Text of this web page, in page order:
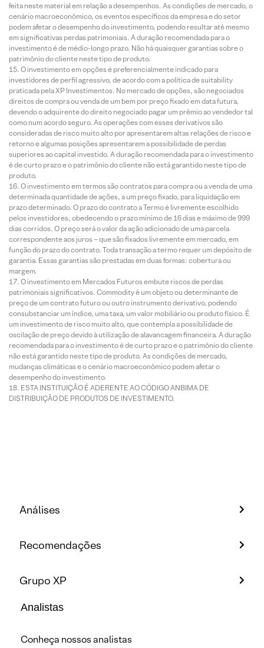
feita neste material em relação a desempenhos. As condições de mercado, o
cenário macroeconômico, os eventos específicos da empresa e do setor
podem afetar o desempenho do investimento, podendo resultar até mesmo
em significativas perdas patrimoniais. A duração recomendada para o
investimento é de médio-longo prazo. Não há quaisquer garantias sobre o
patrimônio do cliente neste tipo de produto.
O investimento em opções é preferencialmente indicado para
investidores de perfil agressivo, de acordo com a política de suitability
praticada pela XP Investimentos. No mercado de opções, são negociados
direitos de compra ou venda de um bem por preço fixado em data futura,
devendo o adquirente do direito negociado pagar um prêmio ao vendedor tal
como num acordo seguro. As operações com esses derivativos são
consideradas de risco muito alto por apresentarem altas relações de risco e
retorno e algumas posições apresentarem a possibilidade de perdas
superiores ao capital investido. A duração recomendada para o investimento
é de curto prazo e o patrimônio do cliente não está garantido neste tipo de
produto.
O investimento em termos são contratos para compra ou a venda de uma
determinada quantidade de ações, a um preço fixado, para liquidação em
prazo determinado. O prazo do contrato a Termo é livremente escolhido
pelos investidores, obedecendo o prazo mínimo de 16 dias e máximo de 999
dias corridos. O preço será o valor da ação adicionado de uma parcela
correspondente aos juros – que são fixados livremente em mercado, em
função do prazo do contrato. Toda transação a termo requer um depósito de
garantia. Essas garantias são prestadas em duas formas: cobertura ou
margem.
O investimento em Mercados Futuros embute riscos de perdas
patrimoniais significativos. Commodity é um objeto ou determinante de
preço de um contrato futuro ou outro instrumento derivativo, podendo
consubstanciar um índice, uma taxa, um valor mobiliário ou produto físico. É
um investimento de risco muito alto, que contempla a possibilidade de
oscilação de preço devido à utilização de alavancagem financeira. A duração
recomendada para o investimento é de curto prazo e o patrimônio do cliente
não está garantido neste tipo de produto. As condições de mercado,
mudanças climáticas e o cenário macroeconômico podem afetar o
desempenho do investimento.
ESTA INSTITUIÇÃO É ADERENTE AO CÓDIGO ANBIMA DE
DISTRIBUIÇÃO DE PRODUTOS DE INVESTIMENTO.
Análises
Recomendações
Grupo XP
Analistas
Conheça nossos analistas